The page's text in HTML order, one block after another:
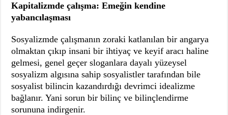
Kapitalizmde çalışma: Emeğin kendine
yabancılaşması
Sosyalizmde çalışmanın zoraki katlanılan bir angarya
olmaktan çıkıp insani bir ihtiyaç ve keyif aracı haline
gelmesi, genel geçer sloganlara dayalı yüzeysel
sosyalizm algısına sahip sosyalistler tarafından bile
sosyalist bilincin kazandırdığı devrimci idealizme
bağlanır. Yani sorun bir bilinç ve bilinçlendirme
sorununa indirgenir.